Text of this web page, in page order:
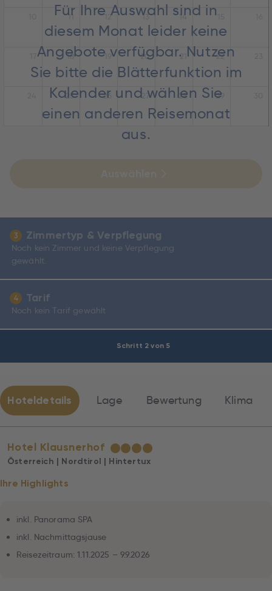
Schritt 2 von 5
Für Ihre Auswahl sind in
diesem Monat leider keine
Angebote verfügbar. Nutzen
Sie bitte die Blätterfunktion im
Kalender und wählen Sie
einen anderen Reisemonat
aus.
11 12 13 14
18 19 20 21 22
25 26 27 28 29
3 Zimmertyp & Verpflegung
Noch kein Zimmer und keine Verpflegung
gewählt.
4 Tarif
Noch kein Tarif gewählt
Hoteldetails Lage Bewertung Klima
Hotel Klausnerhof ★★★★
Österreich | Nordtirol | Hintertux
Ihre Highlights
inkl. Panorama SPA
inkl. Nachmittagsjause
Reisezeitraum: 1.11.2025 – 9.9.2026